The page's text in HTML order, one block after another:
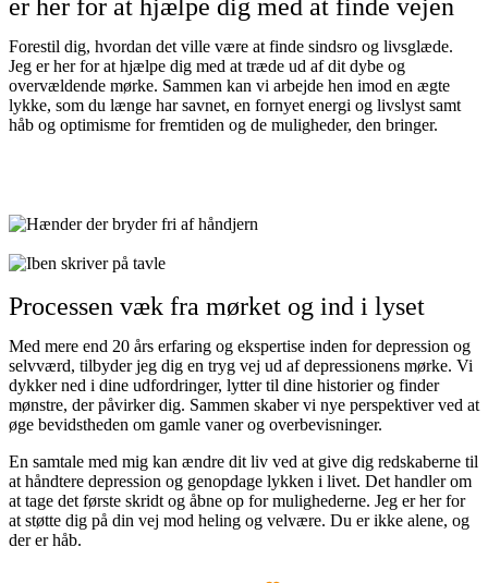
er her for at hjælpe dig med at finde vejen
Forestil dig, hvordan det ville være at finde sindsro og livsglæde.
Jeg er her for at hjælpe dig med at træde ud af dit dybe og
overvældende mørke. Sammen kan vi arbejde hen imod en ægte
lykke, som du længe har savnet, en fornyet energi og livslyst samt
håb og optimisme for fremtiden og de muligheder, den bringer.
Processen væk fra mørket og ind i lyset
Med mere end 20 års erfaring og ekspertise inden for depression og
selvværd, tilbyder jeg dig en tryg vej ud af depressionens mørke. Vi
dykker ned i dine udfordringer, lytter til dine historier og finder
mønstre, der påvirker dig. Sammen skaber vi nye perspektiver ved at
øge bevidstheden om gamle vaner og overbevisninger.
En samtale med mig kan ændre dit liv ved at give dig redskaberne til
at håndtere depression og genopdage lykken i livet. Det handler om
at tage det første skridt og åbne op for mulighederne. Jeg er her for
at støtte dig på din vej mod heling og velvære. Du er ikke alene, og
der er håb.